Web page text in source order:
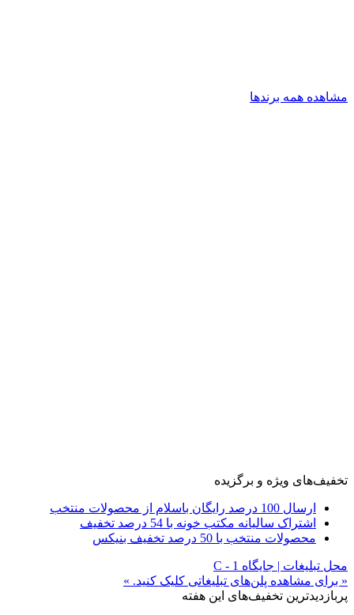
مشاهده همه برندها
تخفیف‌های ویژه و برگزیده
ارسال 100 درصد رایگان باسلام از محصولات منتخب
اشتراک سالیانه مکتب خونه با 54 درصد تخفیف
محصولات منتخب با 50 درصد تخفیف بنیکس
محل تبلیغات | جایگاه C - 1
« برای مشاهده پلن‌های تبلیغاتی کلیک کنید. »
پربازدیدترین تخفیف‌های این هفته